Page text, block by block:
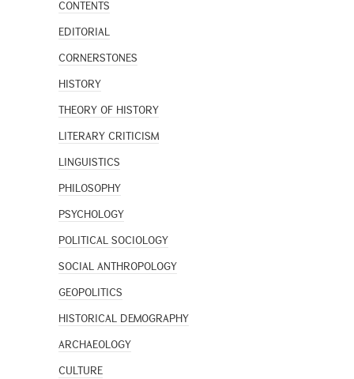
CONTENTS
EDITORIAL
CORNERSTONES
HISTORY
THEORY OF HISTORY
LITERARY CRITICISM
LINGUISTICS
PHILOSOPHY
PSYCHOLOGY
POLITICAL SOCIOLOGY
SOCIAL ANTHROPOLOGY
GEOPOLITICS
HISTORICAL DEMOGRAPHY
ARCHAEOLOGY
CULTURE